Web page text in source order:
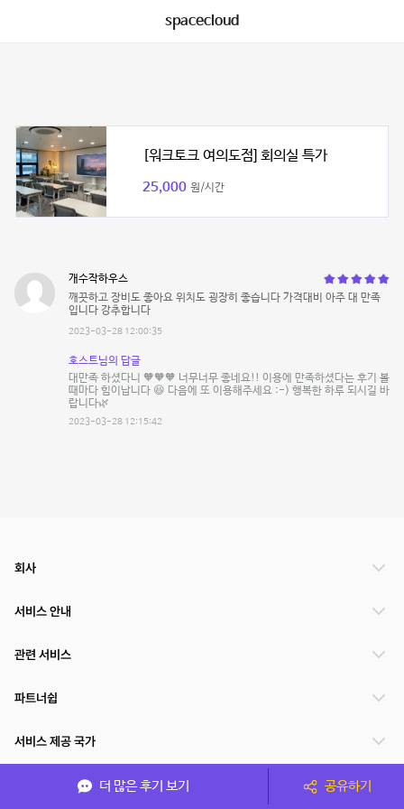
spacecloud
[워크토크 여의도점] 회의실 특가
25,000 원/시간
개수작하우스
깨끗하고 장비도 좋아요 위치도 굉장히 좋습니다 가격대비 아주 대 만족
입니다 강추합니다
2023-03-28 12:00:35
호스트님의 답글
대만족 하셨다니 🧡🧡🧡 너무너무 좋네요!! 이용에 만족하셨다는 후기 볼
때마다 힘이납니다 😆 다음에 또 이용해주세요 :-) 행복한 하루 되시길 바
랍니다🌿
2023-03-28 12:15:42
더 많은 후기 보기 공유하기
회사
서비스 안내
관련 서비스
파트너쉽
서비스 제공 국가